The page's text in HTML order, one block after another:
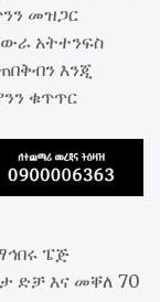
መዝጋር
አትተንፍስ
እንጂ
ቁጥጥር
ፔጅ
ድቻ እና መቐለ 70